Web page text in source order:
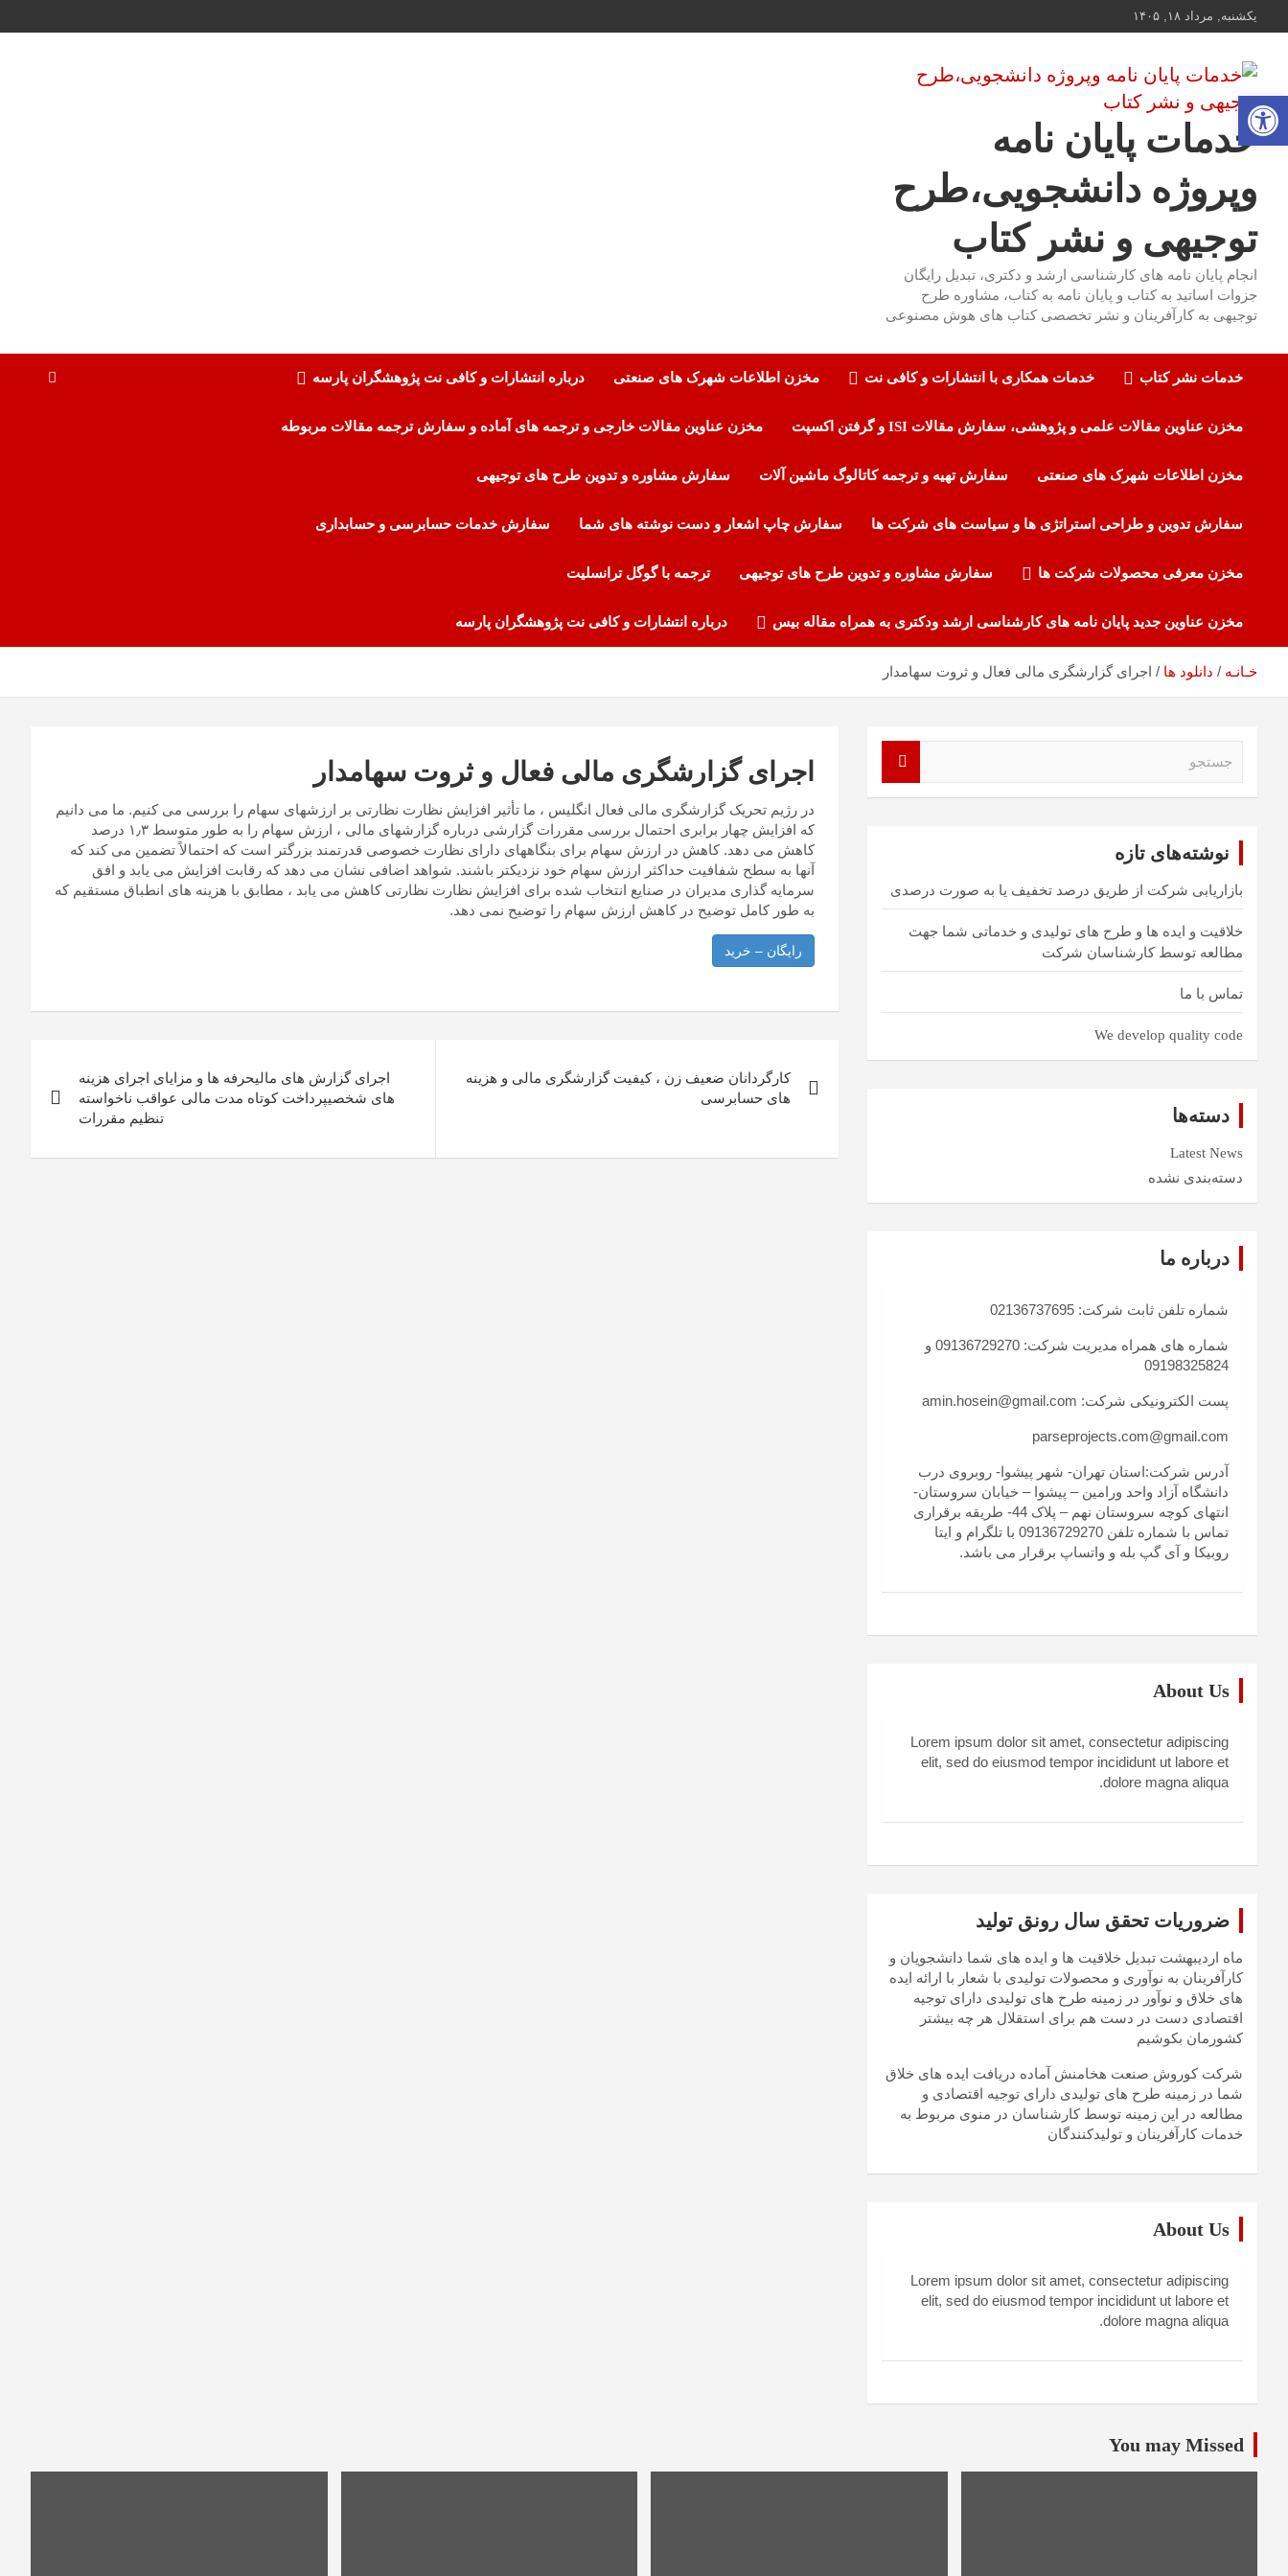
یکشنبه, مرداد ۱۸, ۱۴۰۵
خدمات پایان نامه
وپروژه دانشجویی،طرح
توجیهی و نشر کتاب
انجام پایان نامه های کارشناسی ارشد و دکتری، تبدیل رایگان
جزوات اساتید به کتاب و پایان نامه به کتاب، مشاوره طرح
توجیهی به کارآفرینان و نشر تخصصی کتاب های هوش مصنوعی
خدمات نشر کتاب خدمات همکاری با انتشارات و کافی نت مخزن اطلاعات شهرک های صنعتی درباره انتشارات و کافی نت پژوهشگران پارسه
مخزن عناوین مقالات علمی و پژوهشی، سفارش مقالات ISI و گرفتن اکسپت مخزن عناوین مقالات خارجی و ترجمه های آماده و سفارش ترجمه مقالات مربوطه
مخزن اطلاعات شهرک های صنعتی سفارش تهیه و ترجمه کاتالوگ ماشین آلات سفارش مشاوره و تدوین طرح های توجیهی
سفارش تدوین و طراحی استراتژی ها و سیاست های شرکت ها سفارش چاپ اشعار و دست نوشته های شما سفارش خدمات حسابرسی و حسابداری
مخزن معرفی محصولات شرکت ها سفارش مشاوره و تدوین طرح های توجیهی ترجمه با گوگل ترانسلیت
مخزن عناوین جدید پایان نامه های کارشناسی ارشد ودکتری به همراه مقاله بیس درباره انتشارات و کافی نت پژوهشگران پارسه
خـانـه دانلود ها اجرای گزارشگری مالی فعال و ثروت سهامدار
اجرای گزارشگری مالی فعال و ثروت سهامدار
در رژیم تحریک گزارشگری مالی فعال انگلیس ، ما تأثیر افزایش نظارت نظارتی بر ارزشهای سهام را بررسی می کنیم. ما می دانیم
که افزایش چهار برابری احتمال بررسی مقررات گزارشی درباره گزارشهای مالی ، ارزش سهام را به طور متوسط ​​۱٫۳ درصد
کاهش می دهد. کاهش در ارزش سهام برای بنگاههای دارای نظارت خصوصی قدرتمند بزرگتر است که احتمالاً تضمین می کند که
آنها به سطح شفافیت حداکثر ارزش سهام خود نزدیکتر باشند. شواهد اضافی نشان می دهد که رقابت افزایش می یابد و افق
سرمایه گذاری مدیران در صنایع انتخاب شده برای افزایش نظارت نظارتی کاهش می یابد ، مطابق با هزینه های انطباق مستقیم که
به طور کامل توضیح در کاهش ارزش سهام را توضیح نمی دهد.
رایگان – خرید
نوشته
کارگردانان ضعیف زن ، کیفیت گزارشگری مالی و هزینه
های حسابرسی
اجرای گزارش های مالیحرفه ها و مزایای اجرای هزینه
های شخصیپرداخت کوتاه مدت مالی عواقب ناخواسته
تنظیم مقررات
نوشته‌های تازه
بازاریابی شرکت از طریق درصد تخفیف یا به صورت درصدی
خلاقیت و ایده ها و طرح های تولیدی و خدماتی شما جهت
مطالعه توسط کارشناسان شرکت
تماس با ما
We develop quality code
دسته‌ها
Latest News
دسته‌بندی نشده
درباره ما
شماره تلفن ثابت شرکت: 02136737695
شماره های همراه مدیریت شرکت: 09136729270 و
09198325824
پست الکترونیکی شرکت: amin.hosein@gmail.com
parseprojects.com@gmail.com
آدرس شرکت:استان تهران- شهر پیشوا- روبروی درب
دانشگاه آزاد واحد ورامین – پیشوا – خیابان سروستان-
انتهای کوچه سروستان نهم – پلاک 44- طریقه برقراری
تماس با شماره تلفن 09136729270 با تلگرام و ایتا
روبیکا و آی گپ بله و واتساپ برقرار می باشد.
About Us
Lorem ipsum dolor sit amet, consectetur adipiscing
elit, sed do eiusmod tempor incididunt ut labore et
dolore magna aliqua.
ضروریات تحقق سال رونق تولید
ماه اردیبهشت تبدیل خلاقیت ها و ایده های شما دانشجویان و
کارآفرینان به نوآوری و محصولات تولیدی با شعار با ارائه ایده
های خلاق و نوآور در زمینه طرح های تولیدی دارای توجیه
اقتصادی دست در دست هم برای استقلال هر چه بیشتر
کشورمان بکوشیم
شرکت کوروش صنعت هخامنش آماده دریافت ایده های خلاق
شما در زمینه طرح های تولیدی دارای توجیه اقتصادی و
مطالعه در این زمینه توسط کارشناسان در منوی مربوط به
خدمات کارآفرینان و تولیدکنندگان
About Us
Lorem ipsum dolor sit amet, consectetur adipiscing
elit, sed do eiusmod tempor incididunt ut labore et
dolore magna aliqua.
You may Missed
باز کردن نوار ابزار